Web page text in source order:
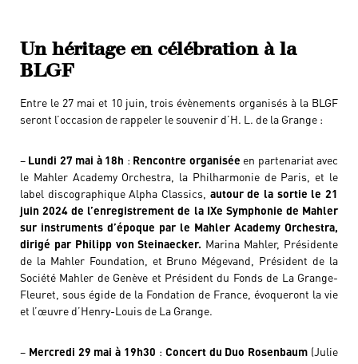
Un héritage en célébration à la
BLGF
Entre le 27 mai et 10 juin, trois évènements organisés à la BLGF
seront l’occasion de rappeler le souvenir d’H. L. de la Grange :
– Lundi 27 mai à 18h : Rencontre organisée en partenariat avec
le Mahler Academy Orchestra, la Philharmonie de Paris, et le
label discographique Alpha Classics, autour de la sortie le 21
juin 2024 de l’enregistrement de la IXe Symphonie de Mahler
sur instruments d’époque par le Mahler Academy Orchestra,
dirigé par Philipp von Steinaecker. Marina Mahler, Présidente
de la Mahler Foundation, et Bruno Mégevand, Président de la
Société Mahler de Genève et Président du Fonds de La Grange-
Fleuret, sous égide de la Fondation de France, évoqueront la vie
et l’œuvre d’Henry-Louis de La Grange.
– Mercredi 29 mai à 19h30 : Concert du Duo Rosenbaum (Julie